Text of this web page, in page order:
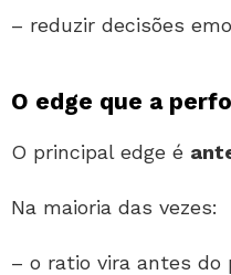
– reduzir decisões
O edge que a
O principal edge é
Na maioria das vezes:
– o ratio vira antes do